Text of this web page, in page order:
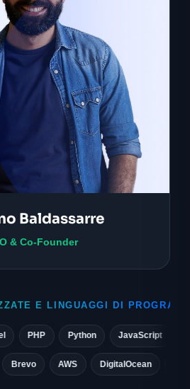
Baldassarre
& Co-Founder
E LINGUAGGI DI
Python JavaScript React
Nexi Brevo AWS DigitalOcean